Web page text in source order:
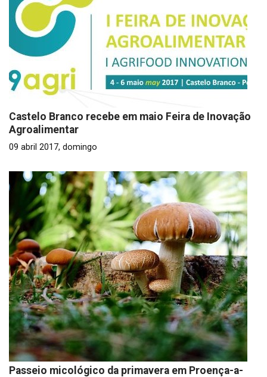
Castelo Branco recebe em maio Feira de Inovação
Agroalimentar
09 abril 2017, domingo
Passeio micológico da primavera em Proença-a-